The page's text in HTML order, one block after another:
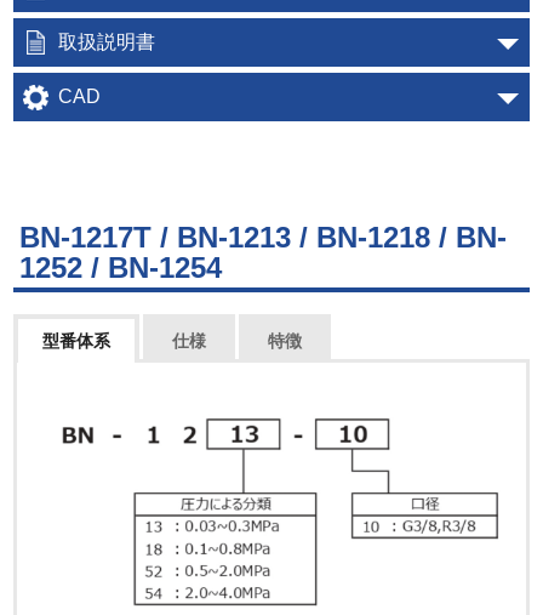
取扱説明書
CAD
BN-1217T / BN-1213 / BN-1218 / BN-
1252 / BN-1254
型番体系 仕様 特徴